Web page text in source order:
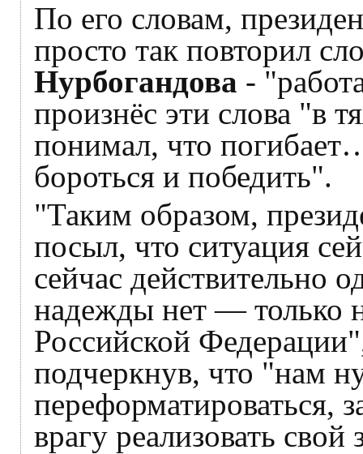
По его словам,
просто так повторил
Нурбогандова -
произнёс эти слова "в
понимал, что
бороться и победить".
"Таким образом,
посыл, что ситуация
сейчас действительно
надежды нет — только
Российской
подчеркнув, что "нам
переформатироваться,
врагу реализовать свой